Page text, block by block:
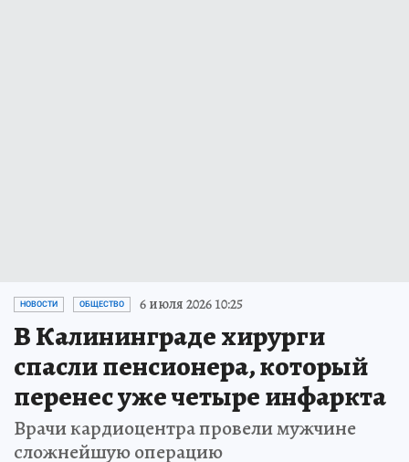
НОВОСТИ ОБЩЕСТВО 6 июля 2026 10:25
В Калининграде хирурги
спасли пенсионера, который
перенес уже четыре инфаркта
Врачи кардиоцентра провели мужчине
сложнейшую операцию